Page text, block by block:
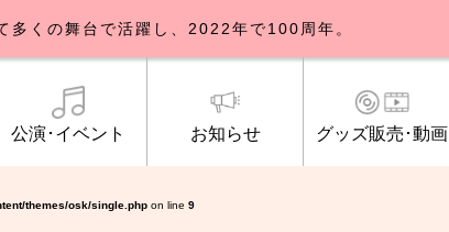
themes/osk/single.php on line 9
多くの舞台で活躍し、2022年で100周年。
公演･イベント
ト ブルックリンパーラー公演
お知らせ
一覧 トピックス
グッズ販売･動画
公式グッズ販売
について 研修生募集について